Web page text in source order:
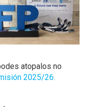
atopalos no
2025/26.